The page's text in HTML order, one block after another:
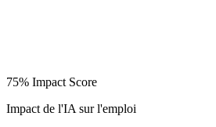
75% Impact Score
Impact de l'IA sur l'emploi